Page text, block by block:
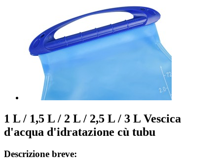
1 L / 1,5 L / 2 L / 2,5 L / 3 L Vescica
d'acqua d'idratazione cù tubu
Descrizione breve: